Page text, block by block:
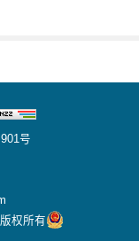
号
权所有